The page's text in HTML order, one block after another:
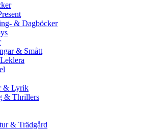
& Dagböcker
& Smått
& Lyrik
& Thrillers
& Trädgård